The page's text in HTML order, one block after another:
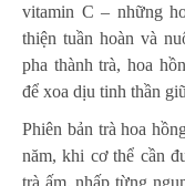
vitamin C – những
thiện tuần hoàn và
pha thành trà, hoa
để xoa dịu tinh thần
Phiên bản trà hoa
năm, khi cơ thể cần
trà ấm, nhấp từng